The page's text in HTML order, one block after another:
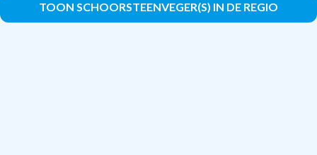
TOON SCHOORSTEENVEGER(S) IN DE REGIO